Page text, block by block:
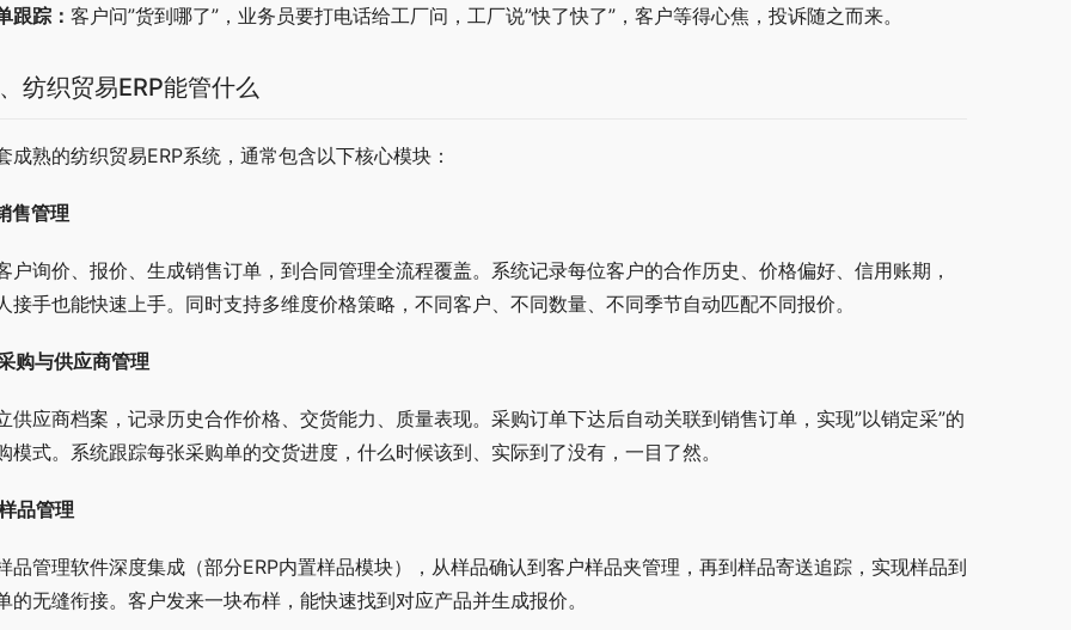
跟踪： 客户问”货到哪了”，业务员要打电话给工厂问，工厂说”快了快了”，客户等得心焦，投诉随之而来。
纺织贸易ERP能管什么
成熟的纺织贸易ERP系统，通常包含以下核心模块：
售管理
户询价、报价、生成销售订单，到合同管理全流程覆盖。系统记录每位客户的合作历史、价格偏好、信用账期，
接手也能快速上手。同时支持多维度价格策略，不同客户、不同数量、不同季节自动匹配不同报价。
购与供应商管理
供应商档案，记录历史合作价格、交货能力、质量表现。采购订单下达后自动关联到销售订单，实现”以销定采”的
模式。系统跟踪每张采购单的交货进度，什么时候该到、实际到了没有，一目了然。
品管理
品管理软件深度集成（部分ERP内置样品模块），从样品确认到客户样品夹管理，再到样品寄送追踪，实现样品到
的无缝衔接。客户发来一块布样，能快速找到对应产品并生成报价。